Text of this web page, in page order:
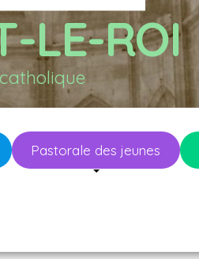
LE-ROI
Pastorale des jeunes